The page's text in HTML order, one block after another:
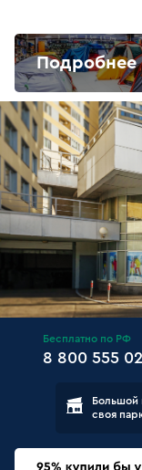
Подробнее
Бесплатно по РФ
8 800 555
Большой
своя